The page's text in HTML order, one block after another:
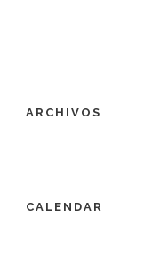
ARCHIVOS
CALENDAR